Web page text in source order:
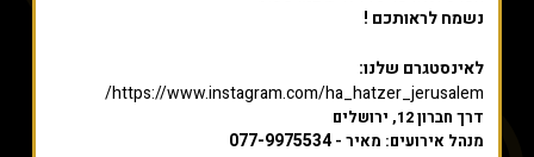
נשמח לראותכם !
לאינסטגרם שלנו:
https://www.instagram.com/ha_hatzer_jerusalem/
דרך חברון 12, ירושלים
מנהל אירועים: מאיר -077-9975534